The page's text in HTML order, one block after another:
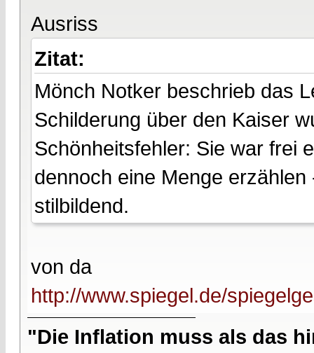
Ausriss
Zitat:
Mönch Notker beschrieb das
Schilderung über den Kaiser
Schönheitsfehler: Sie war frei
dennoch eine Menge
stilbildend.
von da
http://www.spiegel.de/
"Die Inflation muss als das